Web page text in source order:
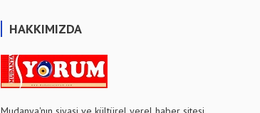
HAKKIMIZDA